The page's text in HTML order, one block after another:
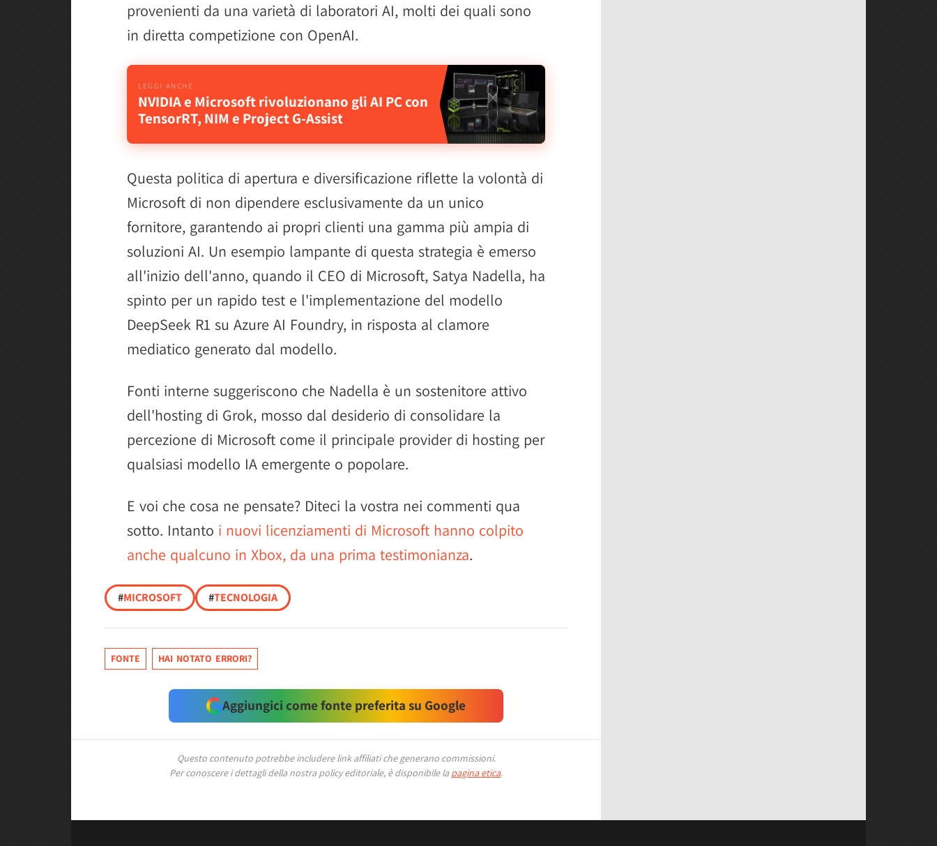
provenienti da una varietà di laboratori AI, molti dei quali sono
in diretta competizione con OpenAI.
NVIDIA e Microsoft rivoluzionano gli AI PC con
TensorRT, NIM e Project G-Assist
Questa politica di apertura e diversificazione riflette la volontà di
Microsoft di non dipendere esclusivamente da un unico
fornitore, garantendo ai propri clienti una gamma più ampia di
soluzioni AI. Un esempio lampante di questa strategia è emerso
all'inizio dell'anno, quando il CEO di Microsoft, Satya Nadella, ha
spinto per un rapido test e l'implementazione del modello
DeepSeek R1 su Azure AI Foundry, in risposta al clamore
mediatico generato dal modello.
Fonti interne suggeriscono che Nadella è un sostenitore attivo
dell'hosting di Grok, mosso dal desiderio di consolidare la
percezione di Microsoft come il principale provider di hosting per
qualsiasi modello IA emergente o popolare.
E voi che cosa ne pensate? Diteci la vostra nei commenti qua
sotto. Intanto i nuovi licenziamenti di Microsoft hanno colpito
anche qualcuno in Xbox, da una prima testimonianza.
#MICROSOFT #TECNOLOGIA
FONTE HAI NOTATO ERRORI?
Aggiungici come fonte preferita su Google
Questo contenuto potrebbe includere link affiliati che generano commissioni.
Per conoscere i dettagli della nostra policy editoriale, è disponibile la pagina etica.